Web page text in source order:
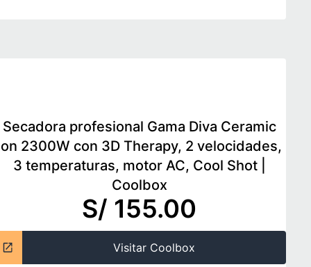
Secadora profesional Gama Diva Ceramic
2300W con 3D Therapy, 2 velocidades,
3 temperaturas, motor AC, Cool Shot|
Coolbox
S/ 155.00
Visitar Coolbox